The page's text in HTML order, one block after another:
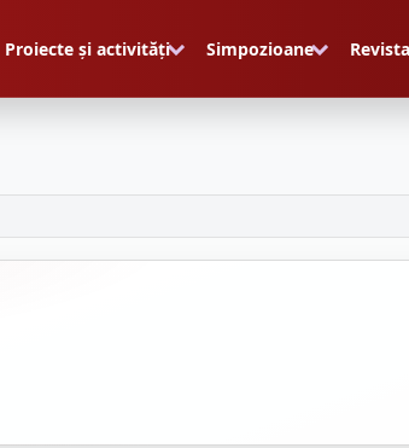
Proiecte și activități Simpozioane